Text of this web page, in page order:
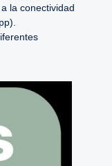
la conectividad